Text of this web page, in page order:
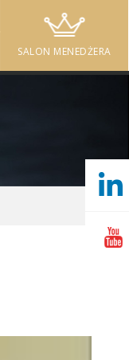
SALON MENEDŻERA